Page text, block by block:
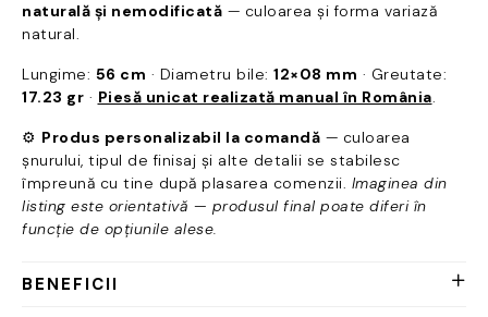
naturală și nemodificată — culoarea și forma variază
natural.
Lungime: 56 cm · Diametru bile: 12×08 mm · Greutate:
17.23 gr · Piesă unicat realizată manual în România.
⚙️ Produs personalizabil la comandă — culoarea
șnurului, tipul de finisaj și alte detalii se stabilesc
împreună cu tine după plasarea comenzii. Imaginea din
listing este orientativă — produsul final poate diferi în
funcție de opțiunile alese.
BENEFICII